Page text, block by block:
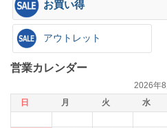
お買い得
アウトレット
営業カレンダー
2026年8
日
月 火 水